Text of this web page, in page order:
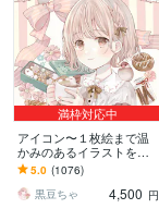
満枠対応中
アイコン〜１枚絵まで温
かみのあるイラストを描
きます ★ココナラ自体が
初めての方も、お気軽に
ご相談ください♪★
5.0 (1076)
黒豆ちゃ
4,500 円